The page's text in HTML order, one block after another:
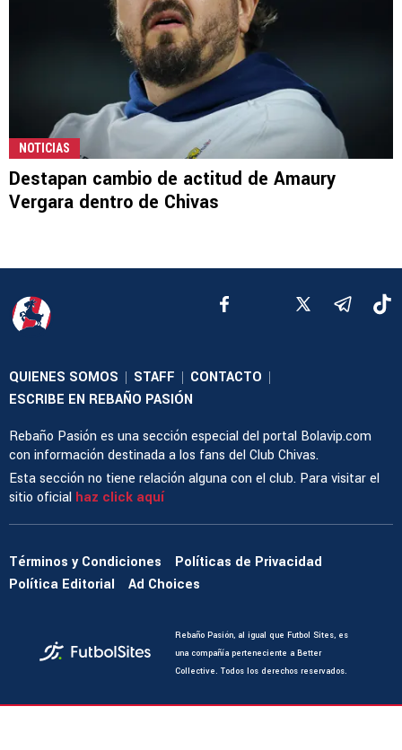
NOTICIAS
Destapan cambio de actitud de Amaury
Vergara dentro de Chivas
QUIENES SOMOS STAFF CONTACTO
ESCRIBE EN REBAÑO PASIÓN
Rebaño Pasión es una sección especial del portal Bolavip.com
con información destinada a los fans del Club Chivas.
Esta sección no tiene relación alguna con el club. Para visitar el
sitio oficial haz click aquí
Términos y Condiciones
Políticas de Privacidad
Política Editorial
Ad Choices
Rebaño Pasión, al igual que Futbol Sites, es
una compañía perteneciente a Better
Collective. Todos los derechos reservados.